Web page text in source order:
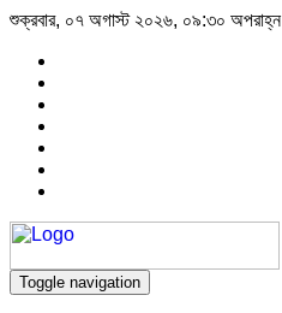
শুক্রবার, ০৭ অগাস্ট ২০২৬, ০৯:৩০ অপরাহ্ন
Toggle navigation